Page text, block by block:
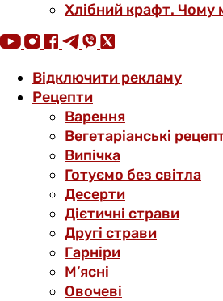
Хлібний крафт. Чому
Відключити рекламу
Рецепти
Варення
Вегетаріанські
Випічка
Готуємо без світла
Десерти
Дієтичні страви
Другі страви
Гарніри
М’ясні
Овочеві